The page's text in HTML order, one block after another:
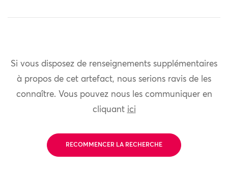
Si vous disposez de renseignements supplémentaires
à propos de cet artefact, nous serions ravis de les
connaître. Vous pouvez nous les communiquer en
cliquant ici
RECOMMENCER LA RECHERCHE